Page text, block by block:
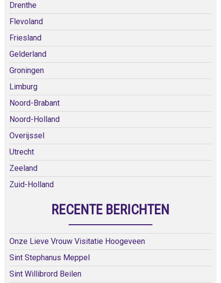
Drenthe
Flevoland
Friesland
Gelderland
Groningen
Limburg
Noord-Brabant
Noord-Holland
Overijssel
Utrecht
Zeeland
Zuid-Holland
RECENTE BERICHTEN
Onze Lieve Vrouw Visitatie Hoogeveen
Sint Stephanus Meppel
Sint Willibrord Beilen